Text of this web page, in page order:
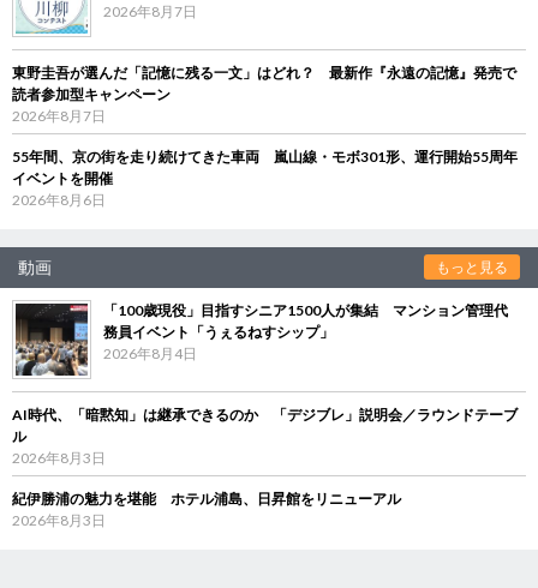
2026年8月7日
東野圭吾が選んだ「記憶に残る一文」はどれ？ 最新作『永遠の記憶』発売で
読者参加型キャンペーン
2026年8月7日
55年間、京の街を走り続けてきた車両 嵐山線・モボ301形、運行開始55周年
イベントを開催
2026年8月6日
動画 もっと見る
「100歳現役」目指すシニア1500人が集結 マンション管理代
務員イベント「うぇるねすシップ」
2026年8月4日
AI時代、「暗黙知」は継承できるのか 「デジブレ」説明会／ラウンドテーブ
ル
2026年8月3日
紀伊勝浦の魅力を堪能 ホテル浦島、日昇館をリニューアル
2026年8月3日